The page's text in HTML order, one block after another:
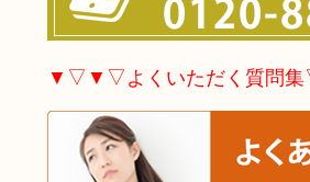
▼▽▼▽よくいただく質問